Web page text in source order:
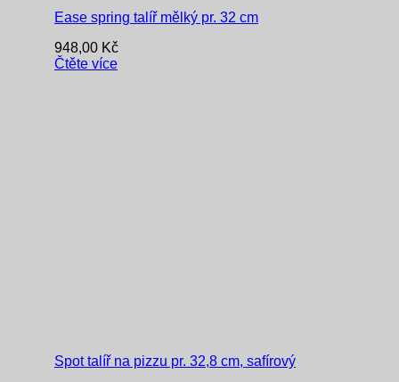
Ease spring talíř mělký pr. 32 cm
948,00 Kč
Čtěte více
Spot talíř na pizzu pr. 32,8 cm, safírový